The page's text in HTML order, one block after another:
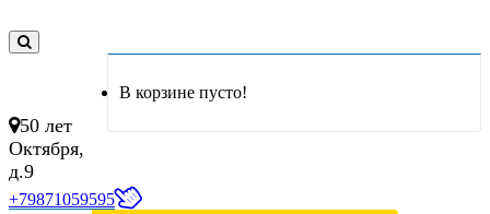
В корзине пусто!
50 лет
Октября,
д.9
+79871059595